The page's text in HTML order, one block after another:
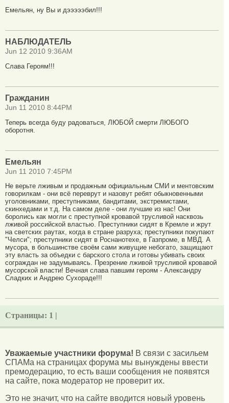
Емельян, ну Вы и дэээээбил!!!
НАБЛЮДАТЕЛЬ
Jun 12 2010 9:36AM
Слава Героям!!!
Гражданин
Jun 11 2010 8:44PM
Теперь всегда буду радоваться, ЛЮБОЙ смерти ЛЮБОГО
оборотня.
Емельян
Jun 11 2010 7:45PM
Не верьте лживым и продажным официальным СМИ и ментовским
говорилкам - они всё переврут и назовут ребят обыкновенными
уголовниками, преступниками, бандитами, экстремистами,
скинхедами и т.д. На самом деле - они лучшие из нас! Они
боролись как могли с преступной кровавой трусливой насквозь
лживой российской властью. Преступники сидят в Кремле и жрут
на светских раутах, когда в стране разруха; преступники покупают
"Челси"; преступники сидят в Роснанотехе, в Газпроме, в МВД. А
мусора, в большинстве своём сами живущие небогато, защищают
эту власть за объедки с барского стола и готовы убивать своих
сограждан не задумываясь. Презрение лживой трусливой кровавой
мусорской власти! Вечная слава павшим героям - Александру
Сладких и Андрею Сухораде!!!
Страницы: 1 |
Уважаемые участники форума! В связи с засильем
СПАМа на страницах форума мы вынуждены ввести
премодерацию, то есть ваши сообщения не появятся
на сайте, пока модератор не проверит их.
Это не значит, что на сайте вводится новый уровень